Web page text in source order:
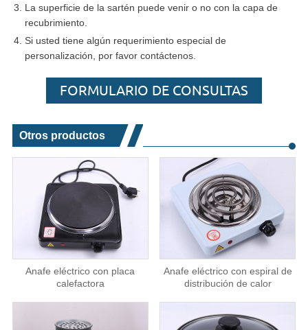
La superficie de la sartén puede venir o no con la capa de
recubrimiento.
Si usted tiene algún requerimiento especial de
personalización, por favor contáctenos.
FORMULARIO DE CONSULTAS
Otros productos
Anafe eléctrico con placa
calefactora
Anafe eléctrico con espiral de
distribución de calor